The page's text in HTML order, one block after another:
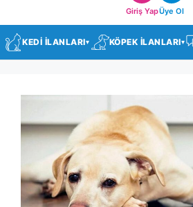
Giriş YapÜye Ol
KEDİ İLANLARI▾ KÖPEK İLANLARI▾